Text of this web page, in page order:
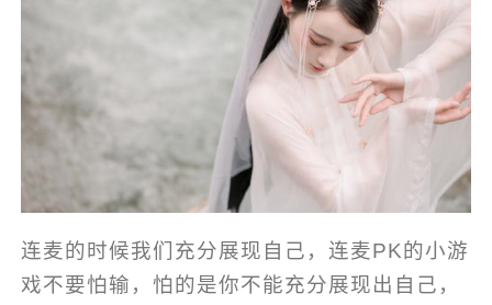
连麦的时候我们充分展现自己，连麦PK的小游
戏不要怕输，怕的是你不能充分展现出自己，